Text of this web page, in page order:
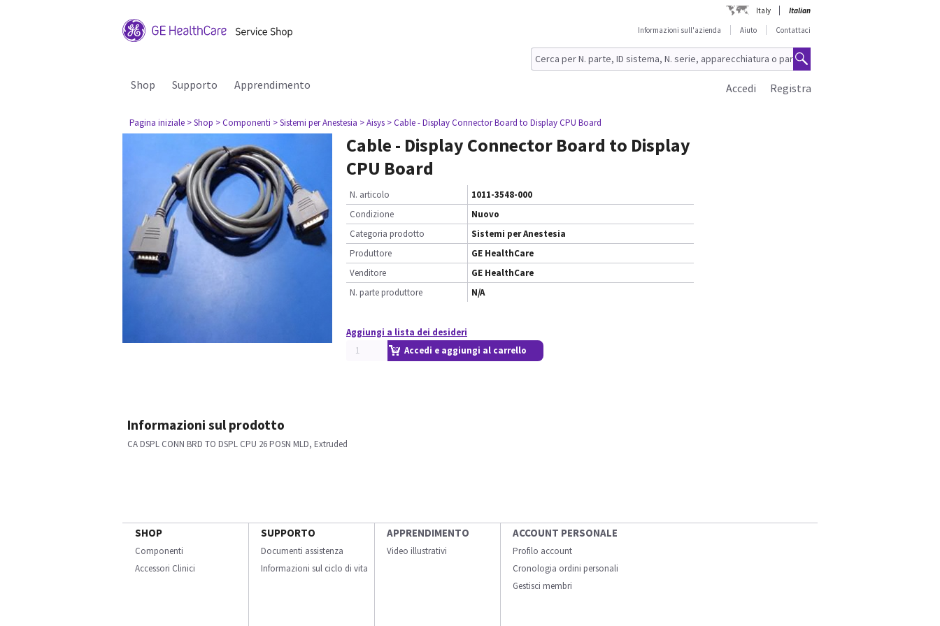
Italy
Italian
Informazioni sull'azienda
Aiuto Contattaci
Shop Supporto Apprendimento Registra
Accedi
Pagina iniziale > Shop > Componenti > Sistemi per Anestesia > Aisys > Cable - Display Connector Board to Display CPU Board
Cable - Display Connector Board to Display
CPU Board
N. articolo
1011-3548-000
Condizione
Nuovo
Categoria prodotto
Sistemi per Anestesia
Produttore
GE HealthCare
Venditore
GE HealthCare
N. parte produttore
N/A
Aggiungi a lista dei desideri
Accedi e aggiungi al carrello
Informazioni sul prodotto
CA DSPL CONN BRD TO DSPL CPU 26 POSN MLD, Extruded
SHOP
Componenti
Accessori Clinici
SUPPORTO
Documenti assistenza
Informazioni sul ciclo di vita
APPRENDIMENTO
Video illustrativi
ACCOUNT PERSONALE
Profilo account
Cronologia ordini personali
Gestisci membri